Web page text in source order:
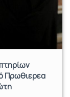
Πρωθιερέα